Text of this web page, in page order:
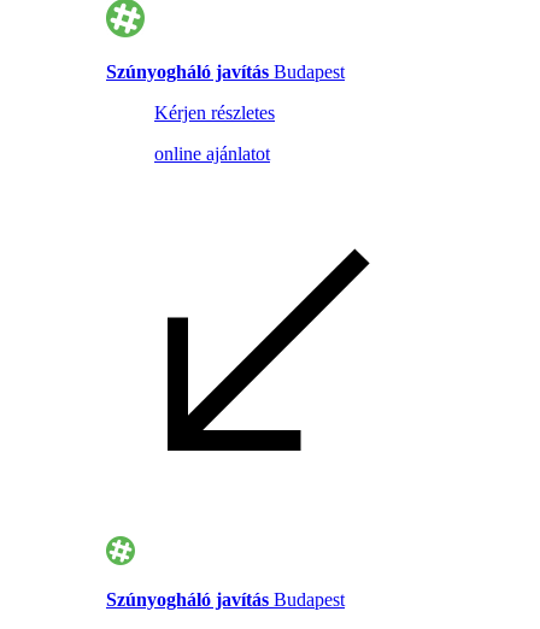
Szúnyogháló javítás Budapest
Kérjen részletes
online ajánlatot
Szúnyogháló javítás Budapest